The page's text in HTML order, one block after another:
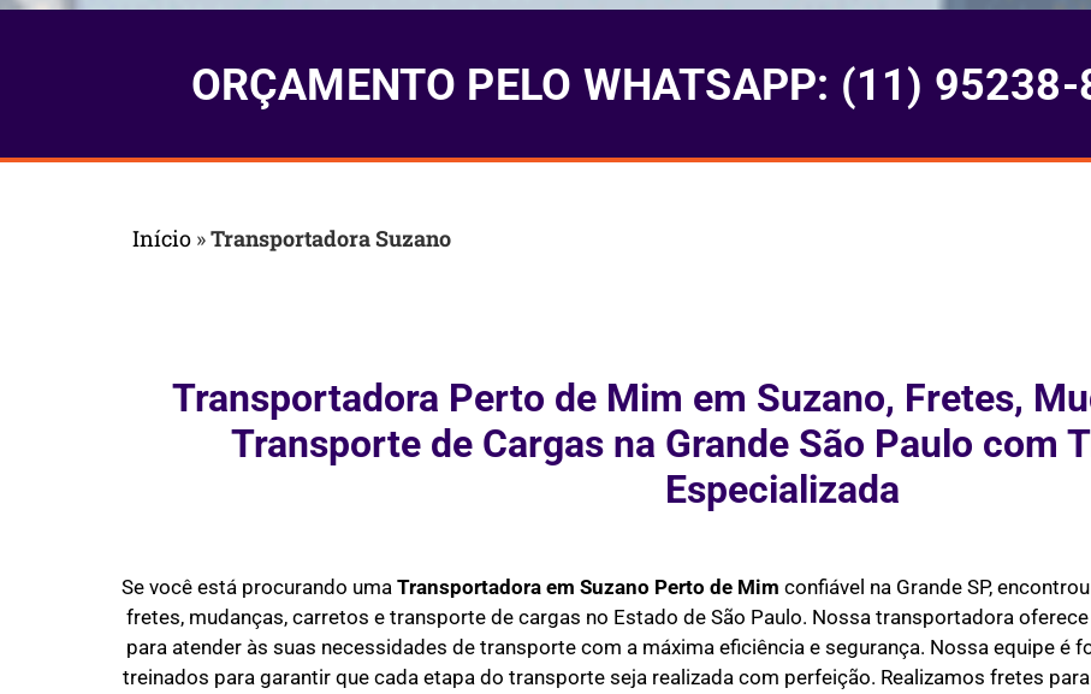
ORÇAMENTO PELO WHATSAPP: (11)
Início »Transportadora Suzano
Transportadora Perto de Mim em Suzano, Fretes,
Transporte de Cargas na Grande São Paulo com
Especializada
Se você está procurando uma Transportadora em Suzano Perto de Mim confiável na Grande SP,
fretes, mudanças, carretos e transporte de cargas no Estado de São Paulo. Nossa transportadora
para atender às suas necessidades de transporte com a máxima eficiência e segurança. Nossa equipe é
treinados para garantir que cada etapa do transporte seja realizada com perfeição. Realizamos fretes